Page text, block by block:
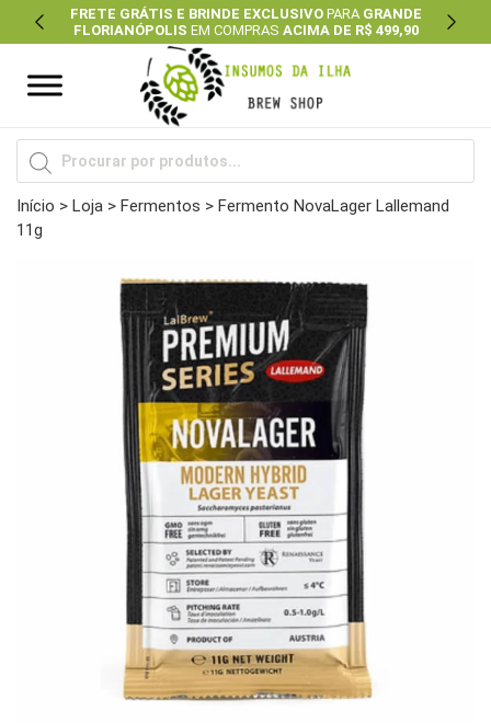
FRETE GRÁTIS E BRINDE EXCLUSIVOPARA GRANDE
FLORIANÓPOLIS EM COMPRAS ACIMA DE R$ 499,90
Previous Next
Pesquisar
produtos
Início > Loja > Fermentos > Fermento NovaLager Lallemand
11g